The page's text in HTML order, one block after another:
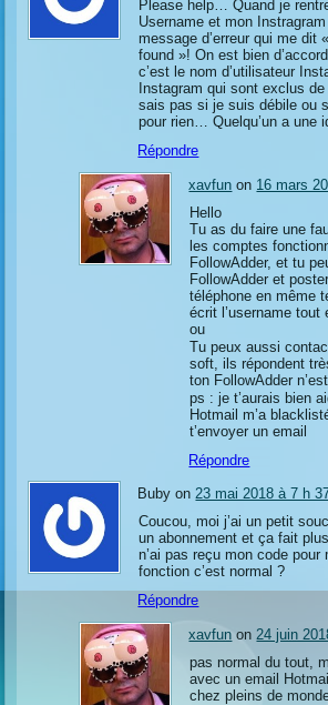
Please help… Quand je
Username et mon
message d’erreur qui me dit
found »! On est bien
c’est le nom d’utilisateur
Instagram qui sont exclus
sais pas si je suis débile ou
pour rien… Quelqu’un a une
Répondre
xavfun on 16 mars
Hello
Tu as du faire une
les comptes
FollowAdder, et tu
FollowAdder et
téléphone en même
écrit l’username
ou
Tu peux aussi
soft, ils répondent
ton FollowAdder
ps : je t’aurais bien
Hotmail m’a
t’envoyer un email
Répondre
Buby on23 mai 2018 à 7 h
Coucou, moi j’ai un petit
un abonnement et ça fait
n’ai pas reçu mon code
fonction c’est normal ?
Répondre
xavfun on 24 juin
pas normal du tout,
avec un email
chez pleins de